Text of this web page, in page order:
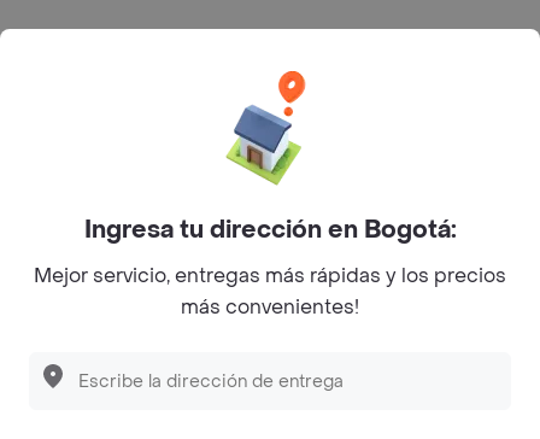
Bogotá D.C. --- notificacionesrappi@rappi.com
Ingresa tu dirección en Bogotá:
Mejor servicio, entregas más rápidas y los precios
más convenientes!